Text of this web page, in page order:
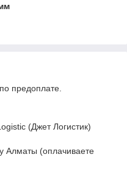
предоплате.
(Джет Логистик)
Алматы (оплачиваете